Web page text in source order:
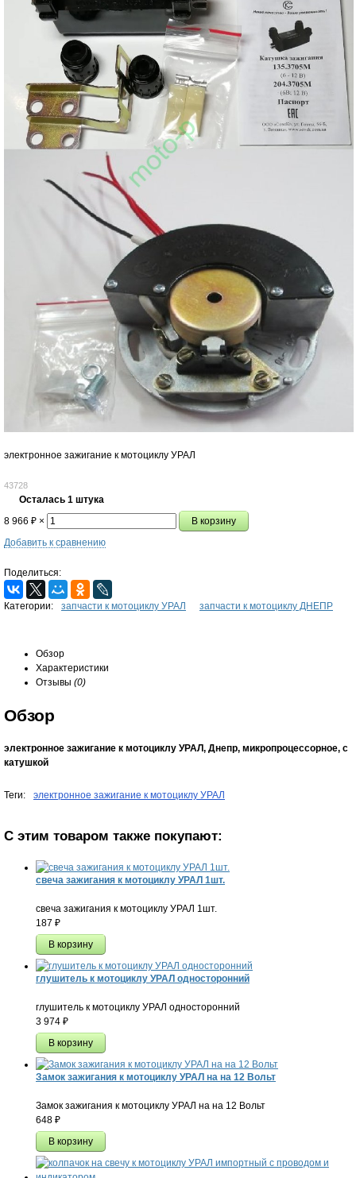
электронное зажигание к мотоциклу УРАЛ
43728
Осталась 1 штука
8 966 ₽ ×
Добавить к сравнению
Поделиться:
Категории: запчасти к мотоциклу УРАЛ запчасти к мотоциклу ДНЕПР
Обзор
Характеристики
Отзывы (0)
Обзор
электронное зажигание к мотоциклу УРАЛ, Днепр, микропроцессорное, с
катушкой
Теги: электронное зажигание к мотоциклу УРАЛ
С этим товаром также покупают:
свеча зажигания к мотоциклу УРАЛ 1шт.
свеча зажигания к мотоциклу УРАЛ 1шт.
187 ₽
глушитель к мотоциклу УРАЛ односторонний
глушитель к мотоциклу УРАЛ односторонний
3 974 ₽
Замок зажигания к мотоциклу УРАЛ на на 12 Вольт
Замок зажигания к мотоциклу УРАЛ на на 12 Вольт
648 ₽